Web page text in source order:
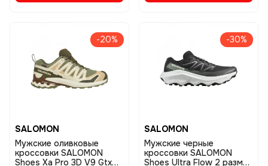
-20%
SALOMON
Мужские оливковые
кроссовки SALOMON
Shoes Xa Pro 3D V9 Gtx
-30%
SALOMON
Мужские черные
кроссовки SALOMON
Shoes Ultra Flow 2 размер